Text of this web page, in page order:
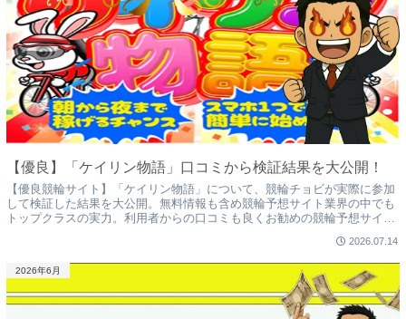
【優良】「ケイリン物語」口コミから検証結果を大公開！
【優良競輪サイト】「ケイリン物語」について、競輪チョビが実際に参加
して検証した結果を大公開。無料情報も含め競輪予想サイト業界の中でも
トップクラスの実力。利用者からの口コミも良くお勧めの競輪予想サイト
2026.07.14
2026年6月